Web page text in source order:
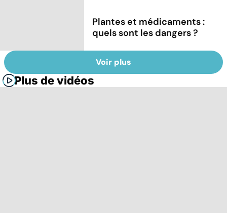
Plantes et médicaments :
quels sont les dangers ?
Voir plus
Plus de vidéos